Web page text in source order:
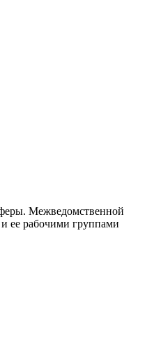
Межведомственной
ее рабочими группами